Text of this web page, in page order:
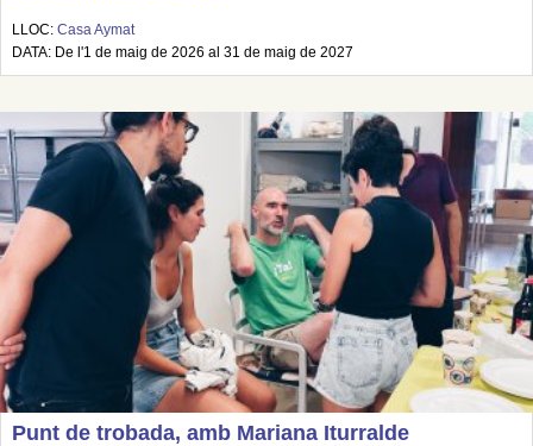
LLOC: Casa Aymat
DATA: De l'1 de maig de 2026 al 31 de maig de 2027
Punt de trobada, amb Mariana Iturralde